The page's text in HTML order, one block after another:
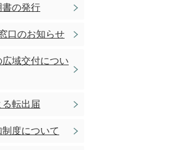
書の発行
口のお知らせ
域交付につい
転出届
度について